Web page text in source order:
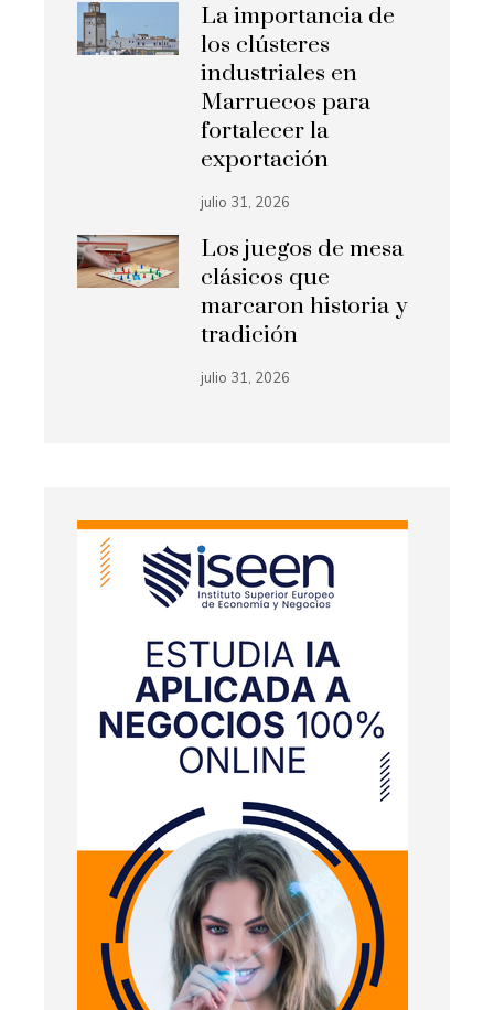
La importancia de
los clústeres
industriales en
Marruecos para
fortalecer la
exportación
julio 31, 2026
Los juegos de mesa
clásicos que
marcaron historia y
tradición
julio 31, 2026